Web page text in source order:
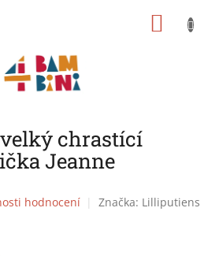
chrastící
Jeanne
hodnocení Značka: Lilliputiens